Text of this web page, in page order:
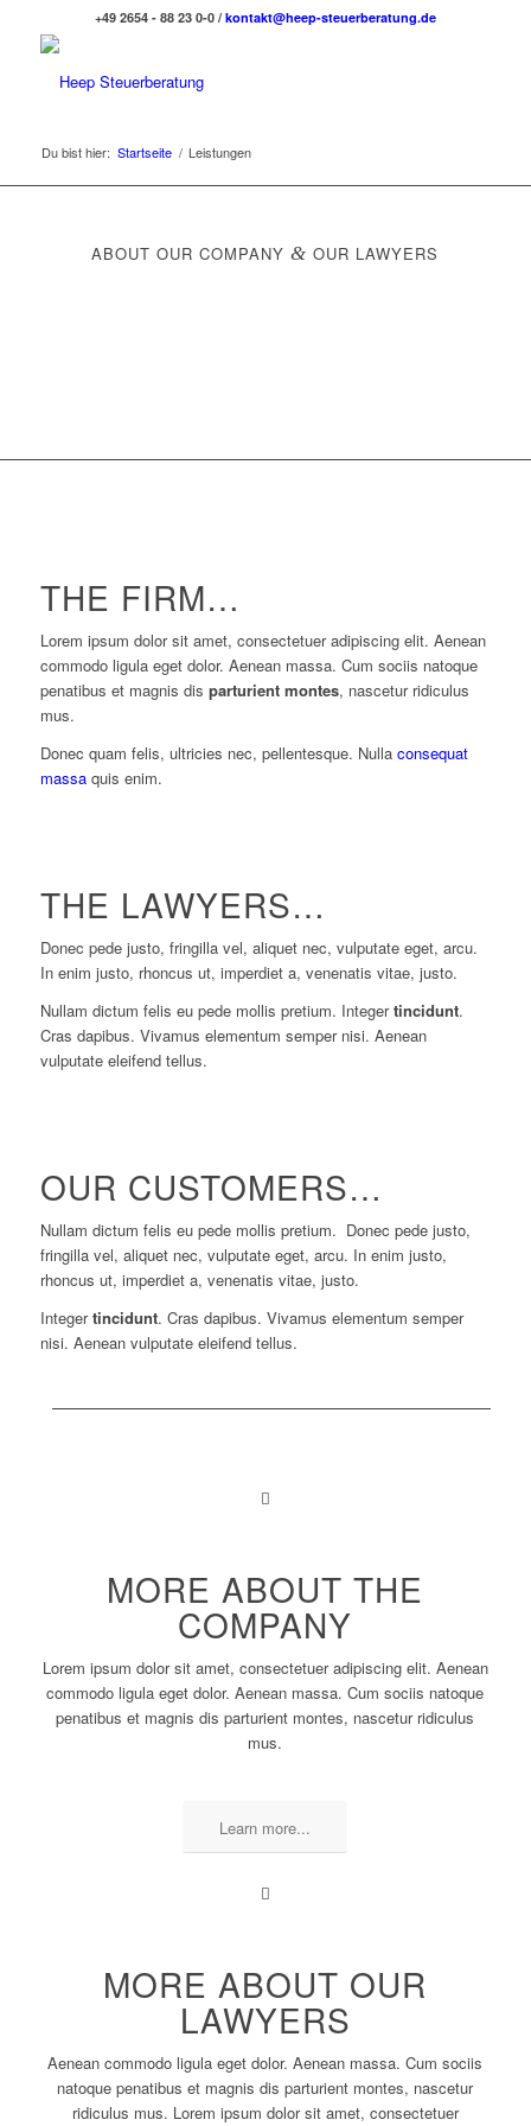
+49 2654 - 88 23 0-0 / kontakt@heep-steuerberatung.de
Du bist hier: Startseite / Leistungen
ABOUT OUR COMPANY& OUR LAWYERS
THE FIRM…
Lorem ipsum dolor sit amet, consectetuer adipiscing elit. Aenean
commodo ligula eget dolor. Aenean massa. Cum sociis natoque
penatibus et magnis dis parturient montes, nascetur ridiculus
mus.
Donec quam felis, ultricies nec, pellentesque. Nulla consequat
massaquis enim.
THE LAWYERS…
Donec pede justo, fringilla vel, aliquet nec, vulputate eget, arcu.
In enim justo, rhoncus ut, imperdiet a, venenatis vitae, justo.
Nullam dictum felis eu pede mollis pretium. Integertincidunt.
Cras dapibus. Vivamus elementum semper nisi. Aenean
vulputate eleifend tellus.
OUR CUSTOMERS…
Nullam dictum felis eu pede mollis pretium. Donec pede justo,
fringilla vel, aliquet nec, vulputate eget, arcu. In enim justo,
rhoncus ut, imperdiet a, venenatis vitae, justo.
Integertincidunt. Cras dapibus. Vivamus elementum semper
nisi. Aenean vulputate eleifend tellus.
MORE ABOUT THE
COMPANY
Lorem ipsum dolor sit amet, consectetuer adipiscing elit. Aenean
commodo ligula eget dolor. Aenean massa. Cum sociis natoque
penatibus et magnis dis parturient montes, nascetur ridiculus
mus.
Learn more...
MORE ABOUT OUR
LAWYERS
Aenean commodo ligula eget dolor. Aenean massa. Cum sociis
natoque penatibus et magnis dis parturient montes, nascetur
ridiculus mus. Lorem ipsum dolor sit amet, consectetuer